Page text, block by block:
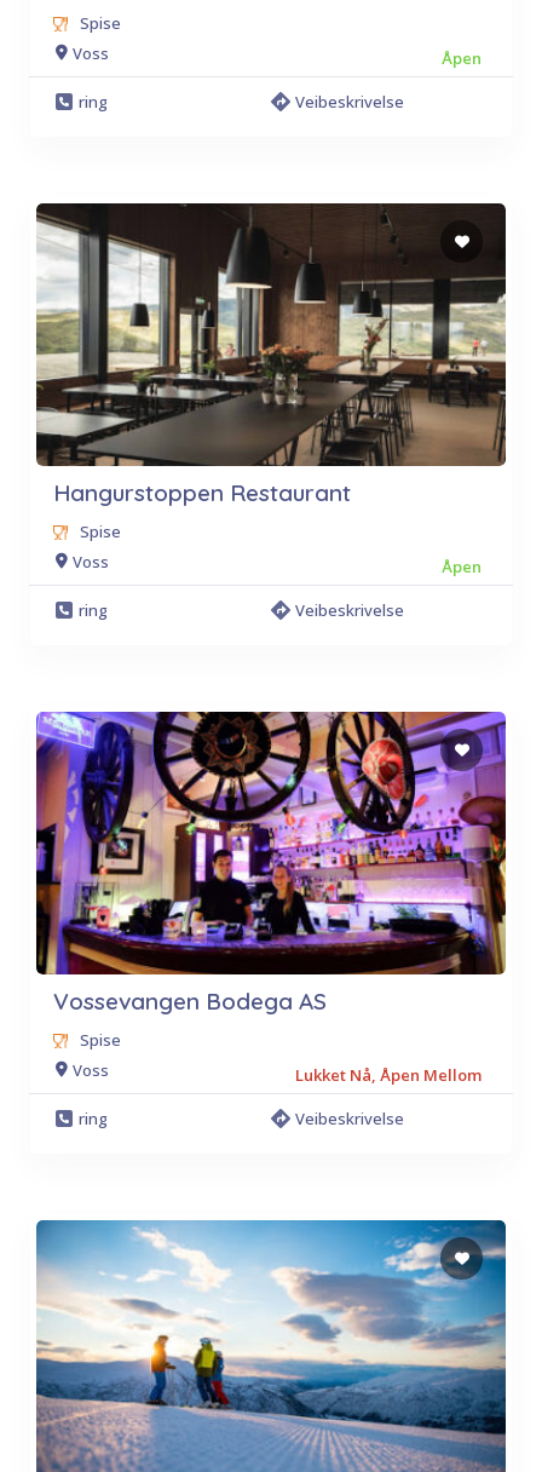
Spise
Voss
Åpen
ring
Veibeskrivelse
Hangurstoppen Restaurant
Spise
Voss
Åpen
ring
Veibeskrivelse
Vossevangen Bodega AS
Spise
Voss
Lukket Nå, Åpen Mellom
ring
Veibeskrivelse